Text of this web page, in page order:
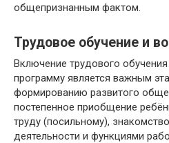
общепризнанным фактом.
Трудовое обучение и
Включение трудового
программу является важным
формированию развитого
постепенное приобщение
труду (посильному),
деятельности и функциями